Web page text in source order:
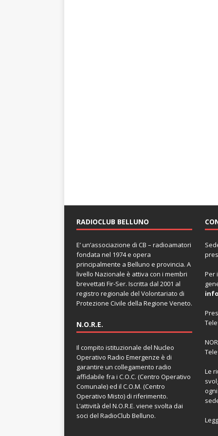
RADIOCLUB BELLUNO
E’ un’associazione di CB – radioamatori
fondata nel 1974 e opera
principalmente a Belluno e provincia. A
livello Nazionale è attiva con i membri
brevettati Fir-Ser. Iscritta dal 2001 al
registro regionale del Volontariato di
Protezione Civile della Regione Veneto.
N.O.R.E.
Il compito istituzionale del Nucleo
Operativo Radio Emergenze è di
garantire un collegamento radio
affidabile fra i C.O.C. (Centro Operativo
Comunale) ed il C.O.M. (Centro
Operativo Misto) di riferimento.
L’attività del N.O.R.E. viene svolta dai
soci del RadioClub Belluno.
Per
Le